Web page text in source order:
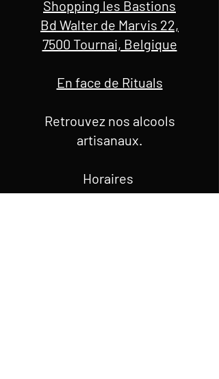
Shopping les Bastions
Bd Walter de Marvis 22,
7500 Tournai, Belgique
En face de Rituals
Retrouvez nos alcools
artisanaux.
Horaires
lundi au jeudi : 9h30h-19h